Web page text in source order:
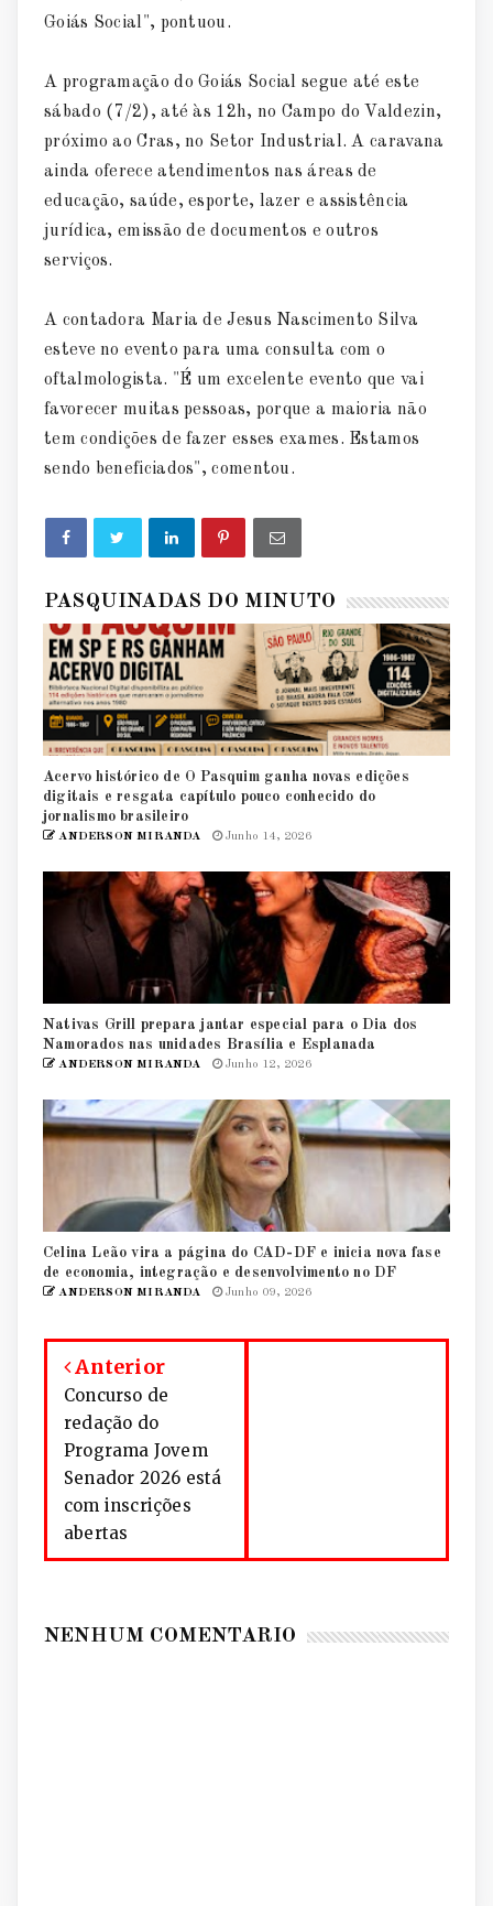
Goiás Social", pontuou.
A programação do Goiás Social segue até este
sábado (7/2), até às 12h, no Campo do Valdezin,
próximo ao Cras, no Setor Industrial. A caravana
ainda oferece atendimentos nas áreas de
educação, saúde, esporte, lazer e assistência
jurídica, emissão de documentos e outros
serviços.
A contadora Maria de Jesus Nascimento Silva
esteve no evento para uma consulta com o
oftalmologista. "É um excelente evento que vai
favorecer muitas pessoas, porque a maioria não
tem condições de fazer esses exames. Estamos
sendo beneficiados", comentou.
PASQUINADAS DO MINUTO
Acervo histórico de O Pasquim ganha novas edições
digitais e resgata capítulo pouco conhecido do
jornalismo brasileiro
ANDERSON MIRANDA Junho 14, 2026
Nativas Grill prepara jantar especial para o Dia dos
Namorados nas unidades Brasília e Esplanada
ANDERSON MIRANDA Junho 12, 2026
Celina Leão vira a página do CAD-DF e inicia nova fase
de economia, integração e desenvolvimento no DF
ANDERSON MIRANDA Junho 09, 2026
Anterior
Concurso de
redação do
Programa Jovem
Senador 2026 está
com inscrições
abertas
NENHUM COMENTÁRIO